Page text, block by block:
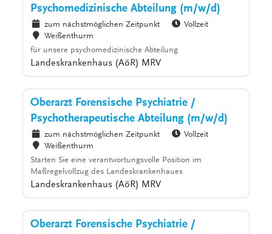
Psychomedizinische Abteilung (m/w/d)
zum nächstmöglichen Zeitpunkt
Vollzeit
Weißenthurm
für unsere psychomedizinische Abteilung
Landeskrankenhaus (AöR) MRV
Oberarzt Forensische Psychiatrie /
Psychotherapeutische Abteilung (m/w/d)
zum nächstmöglichen Zeitpunkt
Vollzeit
Weißenthurm
Starten Sie eine verantwortungsvolle Position im
Maßregelvollzug des Landeskrankenhaues
Landeskrankenhaus (AöR) MRV
Oberarzt Forensische Psychiatrie /